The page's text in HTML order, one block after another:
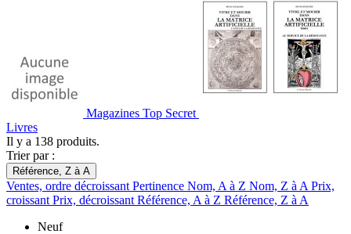
Magazines Top Secret
Livres
Il y a 138 produits.
Trier par :
Référence, Z à A
Ventes, ordre décroissant Pertinence Nom, A à Z Nom, Z à A Prix,
croissant Prix, décroissant Référence, A à Z Référence, Z à A
Neuf